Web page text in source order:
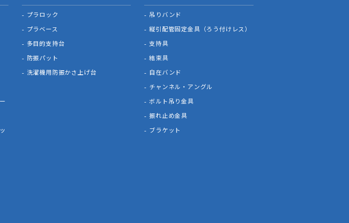
プラロック
プラベース
多目的支持台
防振パット
洗濯機用防振かさ上げ台
吊りバンド
縦引配管固定金具（ろう付けレス）
支持具
結束具
自在バンド
チャンネル・アングル
ボルト吊り金具
振れ止め金具
ブラケット